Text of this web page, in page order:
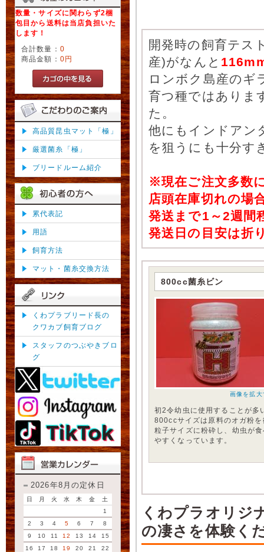
数量・サイズに関わらず2梱
包目から送料は当店負担いた
します！
合計数量： 0
商品金額： 0円
高品質昆虫マット「極」
厳選菌糸「極」
ブリードルーム紹介
累代表記
用語
飼育方法
マット・菌糸交換方法
くわプラブリード長の
クワカブ飼育ブログ
スタッフのつぶやきブロ
グ
2026年8月の定休日
日 月 火 水 木 金
土
1
2
3 4 5 6 7
8
9
10 11 12 13 14
15
16
17 18 19 20 21
22
開発時の飼育テス
産)がなんと
ロンボク島産のギ
育つ種ではありま
た。
他にもインドアン
を狙うにも十分す
※現在ご注文多数
店頭在庫切れの場
発送まで1～2週間
発送日の目安は折
800cc菌糸ビン
画像を拡大
初2令幼虫に使用することが多
800ccサイズは原料のオガ粉を
粒子サイズに粉砕し、幼虫が
やすくなっています。
くわプラオリジ
の凄さを体験く